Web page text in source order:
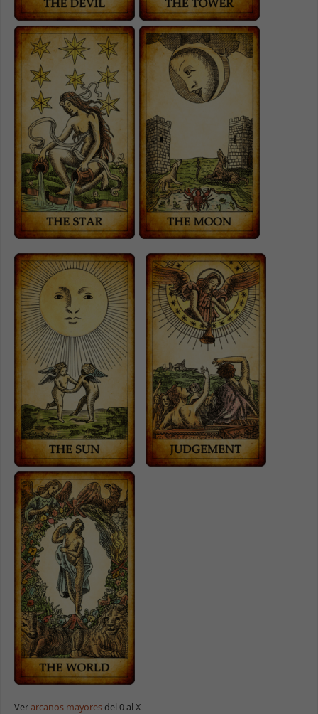
Verarcanos mayoresdel 0 al X